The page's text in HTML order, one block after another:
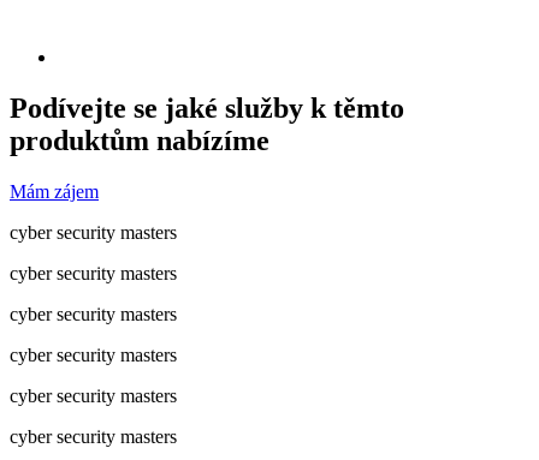
Podívejte se jaké služby k těmto
produktům nabízíme
Mám zájem
cyber security masters
cyber security masters
cyber security masters
cyber security masters
cyber security masters
cyber security masters